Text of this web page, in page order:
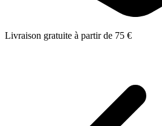
Livraison gratuite à partir de 75 €